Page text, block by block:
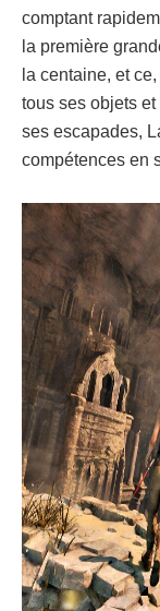
comptant
la première
la centaine, et
tous ses objets
ses escapades,
compétences en